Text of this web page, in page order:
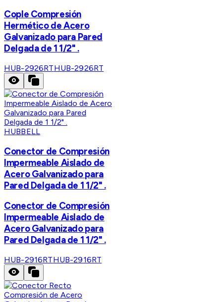
Cople Compresión
Hermético de Acero
Galvanizado para Pared
Delgada de 1 1/2" .
HUB-2926RTHUB-2926RT
HUBBELL
Conector de Compresión
Impermeable Aislado de
Acero Galvanizado para
Pared Delgada de 1 1/2" .
Conector de Compresión
Impermeable Aislado de
Acero Galvanizado para
Pared Delgada de 1 1/2" .
HUB-2916RTHUB-2916RT